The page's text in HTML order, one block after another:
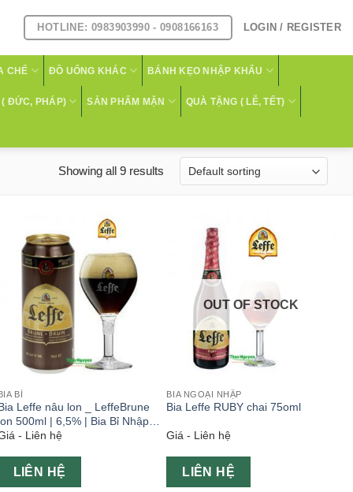
HOTLINE: 0983903990 - 0908166163 LOGIN / REGISTER
CHẾ ĐỒ UỐNG KHÁC BÁNH KẸO NHẬP KHẨU
( ĐỨC, PHÁP) SẢN PHẨM MẶN QUÀ TẶNG ( LỄ, TẾT)
Showing all 9 results
BỈ
Leffe nâu lon _ LeffeBrune
500ml | 6,5% | Bia Bỉ Nhập
- Liên hệ
LIÊN HỆ
OUT OF STOCK
BIA NGOẠI NHẬP
Bia Leffe RUBY chai 75oml
Giá - Liên hệ
LIÊN HỆ